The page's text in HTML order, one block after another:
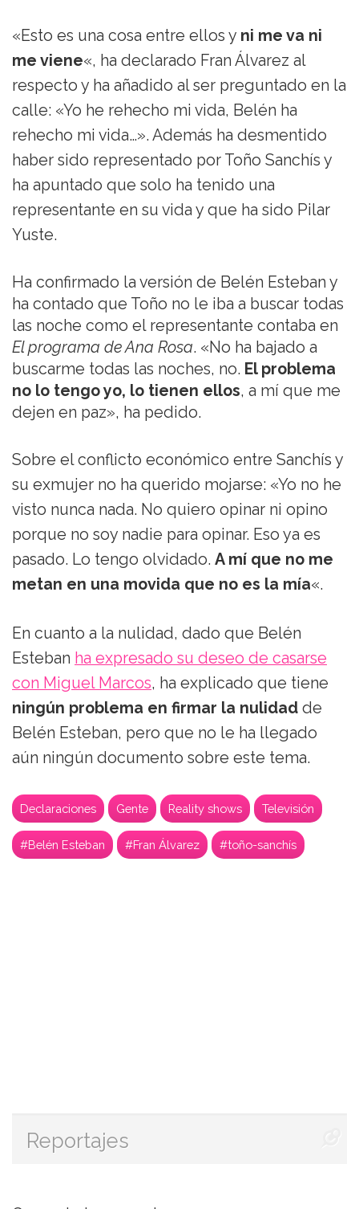
«Esto es una cosa entre ellos y ni me va ni
me viene«, ha declarado Fran Álvarez al
respecto y ha añadido al ser preguntado en la
calle: «Yo he rehecho mi vida, Belén ha
rehecho mi vida…». Además ha desmentido
haber sido representado por Toño Sanchís y
ha apuntado que solo ha tenido una
representante en su vida y que ha sido Pilar
Yuste.
Ha confirmado la versión de Belén Esteban y
ha contado que Toño no le iba a buscar todas
las noche como el representante contaba en
El programa de Ana Rosa. «No ha bajado a
buscarme todas las noches, no. El problema
no lo tengo yo, lo tienen ellos, a mí que me
dejen en paz», ha pedido.
Sobre el conflicto económico entre Sanchís y
su exmujer no ha querido mojarse: «Yo no he
visto nunca nada. No quiero opinar ni opino
porque no soy nadie para opinar. Eso ya es
pasado. Lo tengo olvidado. A mí que no me
metan en una movida que no es la mía«.
En cuanto a la nulidad, dado que Belén
Esteban ha expresado su deseo de casarse
con Miguel Marcos, ha explicado que tiene
ningún problema en firmar la nulidad de
Belén Esteban, pero que no le ha llegado
aún ningún documento sobre este tema.
Declaraciones Gente Reality shows Televisión
#Belén Esteban #Fran Álvarez #toño-sanchís
Reportajes